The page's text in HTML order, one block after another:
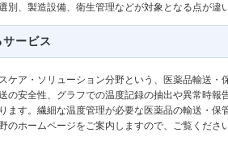
別、製造設備、衛生管理などが対象となる点が違
ービス
ケア・ソリューション分野という、医薬品輸送・
の安全性、グラフでの温度記録の抽出や異常時報
ます。繊細な温度管理が必要な医薬品の輸送・保
のホームページをご案内しますので、ご覧ください